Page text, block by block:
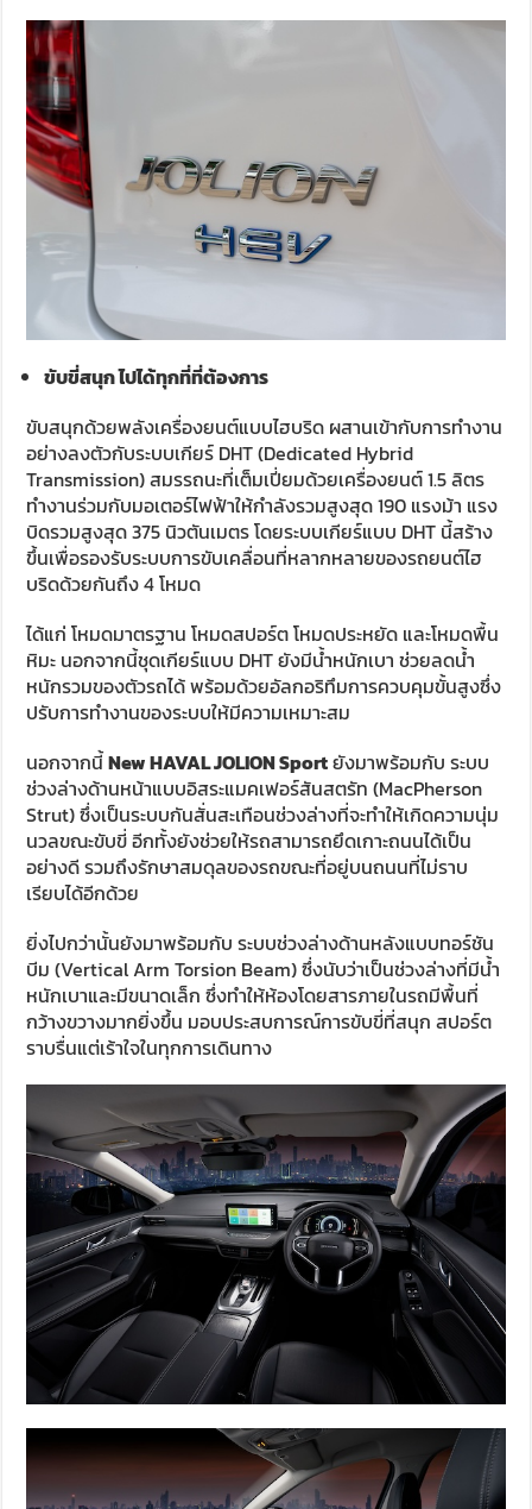
ขับขี่สนุก ไปได้ทุกที่ที่ต้องการ
ขับสนุกด้วยพลังเครื่องยนต์แบบไฮบริด ผสานเข้ากับการทํางาน
อย่างลงตัวกับระบบเกียร์ DHT (Dedicated Hybrid
Transmission) สมรรถนะที่เต็มเปี่ยมด้วยเครื่องยนต์ 1.5 ลิตร
ทำงานร่วมกับมอเตอร์ไฟฟ้าให้กำลังรวมสูงสุด 190 แรงม้า แรง
บิดรวมสูงสุด 375 นิวตันเมตร โดยระบบเกียร์แบบ DHT นี้สร้าง
ขึ้นเพื่อรองรับระบบการขับเคลื่อนที่หลากหลายของรถยนต์ไฮ
บริดด้วยกันถึง 4 โหมด
ได้แก่ โหมดมาตรฐาน โหมดสปอร์ต โหมดประหยัด และโหมดพื้น
หิมะ นอกจากนี้ชุดเกียร์แบบ DHT ยังมีน้ำหนักเบา ช่วยลดน้ำ
หนักรวมของตัวรถได้ พร้อมด้วยอัลกอริทึมการควบคุมขั้นสูงซึ่ง
ปรับการทำงานของระบบให้มีความเหมาะสม
นอกจากนี้New HAVAL JOLION Sportยังมาพร้อมกับ ระบบ
ช่วงล่างด้านหน้าแบบอิสระแมคเฟอร์สันสตรัท (MacPherson
Strut) ซึ่งเป็นระบบกันสั่นสะเทือนช่วงล่างที่จะทำให้เกิดความนุ่ม
นวลขณะขับขี่ อีกทั้งยังช่วยให้รถสามารถยึดเกาะถนนได้เป็น
อย่างดี รวมถึงรักษาสมดุลของรถขณะที่อยู่บนถนนที่ไม่ราบ
เรียบได้อีกด้วย
ยิ่งไปกว่านั้นยังมาพร้อมกับ ระบบช่วงล่างด้านหลังแบบทอร์ชัน
บีม (Vertical Arm Torsion Beam) ซึ่งนับว่าเป็นช่วงล่างที่มีน้ำ
หนักเบาและมีขนาดเล็ก ซึ่งทำให้ห้องโดยสารภายในรถมีพื้นที่
กว้างขวางมากยิ่งขึ้น มอบประสบการณ์การขับขี่ที่สนุก สปอร์ต
ราบรื่นแต่เร้าใจในทุกการเดินทาง